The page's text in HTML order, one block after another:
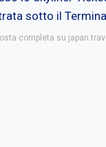
sotto il
completa su